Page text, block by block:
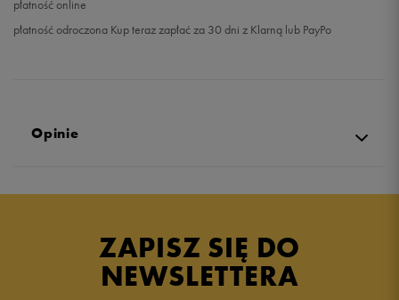
płatność online
płatność odroczona Kup teraz zapłać za 30 dni z Klarną lub PayPo
Opinie
ZAPISZ SIĘ DO
NEWSLETTERA